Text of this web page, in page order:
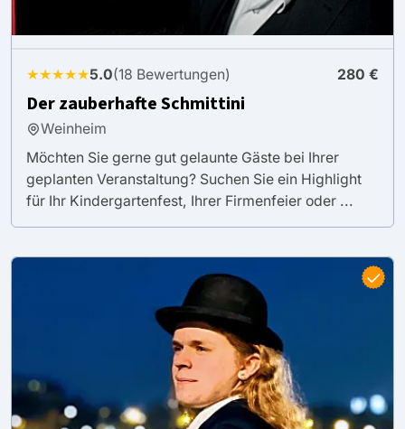
★★★★★5.0(18 Bewertungen) 280 €
Der zauberhafte Schmittini
Weinheim
Möchten Sie gerne gut gelaunte Gäste bei Ihrer
geplanten Veranstaltung? Suchen Sie ein Highlight
für Ihr Kindergartenfest, Ihrer Firmenfeier oder ...